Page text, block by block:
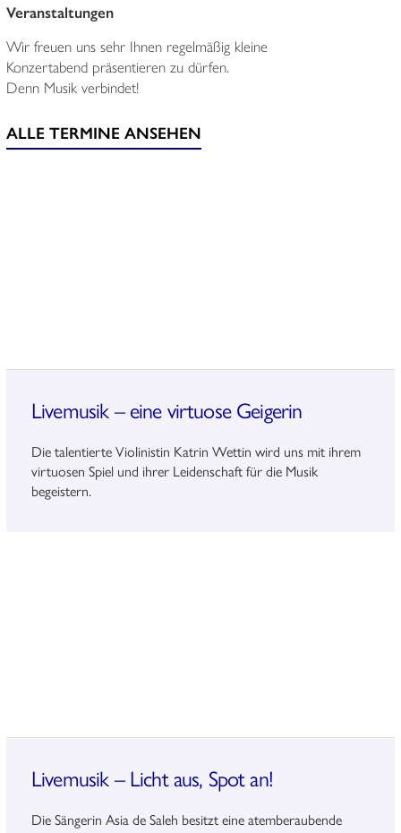
Veranstaltungen
Wir freuen uns sehr Ihnen regelmäßig kleine
Konzertabend präsentieren zu dürfen.
Denn Musik verbindet!
ALLE TERMINE ANSEHEN
Livemusik – eine virtuose Geigerin
Die talentierte Violinistin Katrin Wettin wird uns mit ihrem
virtuosen Spiel und ihrer Leidenschaft für die Musik
begeistern.
Livemusik – Licht aus, Spot an!
Die Sängerin Asia de Saleh besitzt eine atemberaubende